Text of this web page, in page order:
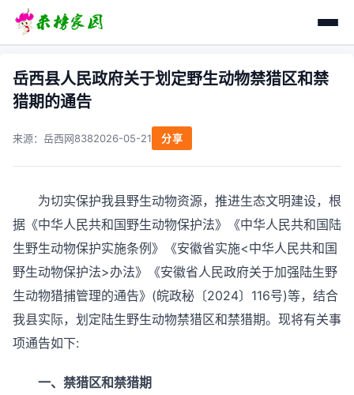
岳西县人民政府关于划定野生动物禁猎区和禁
猎期的通告
来源： 岳西网8382026-05-21 分享
为切实保护我县野生动物资源，推进生态文明建设，根
据《中华人民共和国野生动物保护法》《中华人民共和国陆
生野生动物保护实施条例》《安徽省实施<中华人民共和国
野生动物保护法>办法》《安徽省人民政府关于加强陆生野
生动物猎捕管理的通告》(皖政秘〔2024〕116号)等，结合
我县实际，划定陆生野生动物禁猎区和禁猎期。现将有关事
项通告如下:
一、禁猎区和禁猎期